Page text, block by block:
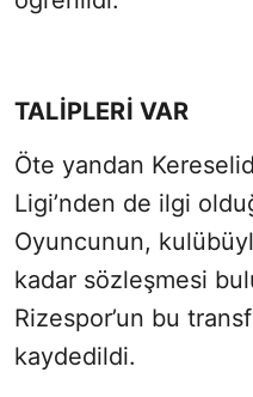
TALİPLERİ VAR
Öte yandan
Ligi’nden de ilgi
Oyuncunun,
kadar sözleşmesi
Rizespor’un bu
kaydedildi.